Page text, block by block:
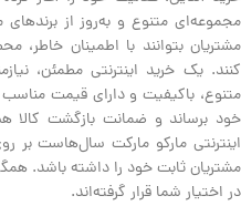
مجموعه‌ای متنوع و به‌روز از برندهای
مشتریان بتوانند با اطمینان خاطر،
کنند. یک خرید اینترنتی مطمئن،
متنوع، باکیفیت و دارای قیمت
خود برساند و ضمانت بازگشت کالا
اینترنتی مارکو مارکت سال‌هاست بر
مشتریان ثابت خود را داشته باشد.
در اختیار شما قرار گرفته‌اند.